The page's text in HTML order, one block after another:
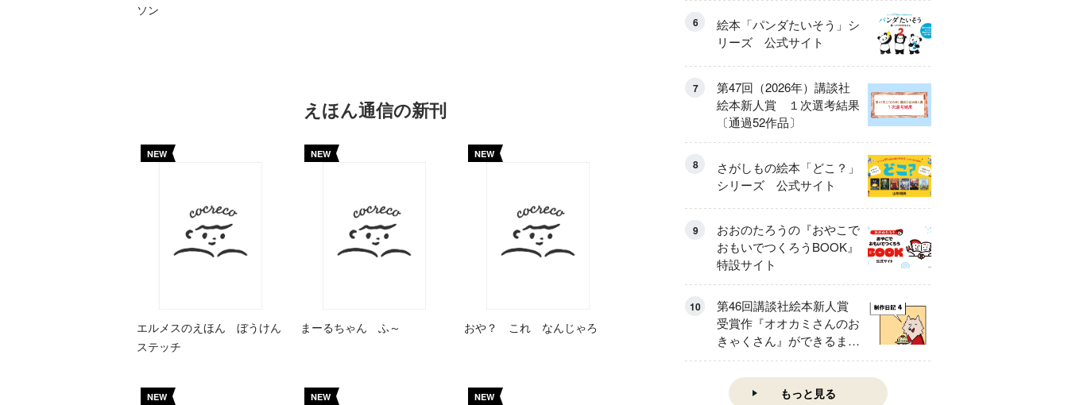
ソン
えほん通信の新刊
NEW
エルメスのえほん ぼうけん
ステッチ
NEW
まーるちゃん ふ～
NEW
おや？ これ なんじゃろ
NEW NEW NEW
6
絵本「パンダたいそう」シ
リーズ 公式サイト
7
第47回（2026年）講談社
絵本新人賞 １次選考結果
〔通過52作品〕
8
さがしもの絵本「どこ？」
シリーズ 公式サイト
9
おおのたろうの『おやこで
おもいでつくろうBOOK』
特設サイト
10
第46回講談社絵本新人賞
受賞作『オオカミさんのお
きゃくさん』ができるまで
④
もっと見る